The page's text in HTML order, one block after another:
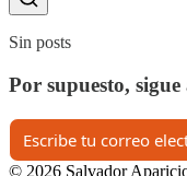
Sin posts
Por supuesto, sigue
© 2026 Salvador